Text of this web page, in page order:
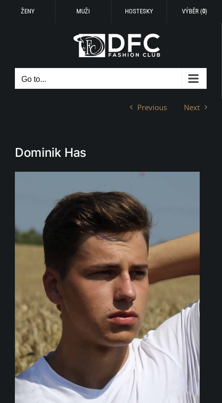
ŽENY MUŽI HOSTESKY VÝBĚR (0)
Go to...
Previous Next
Dominik Has